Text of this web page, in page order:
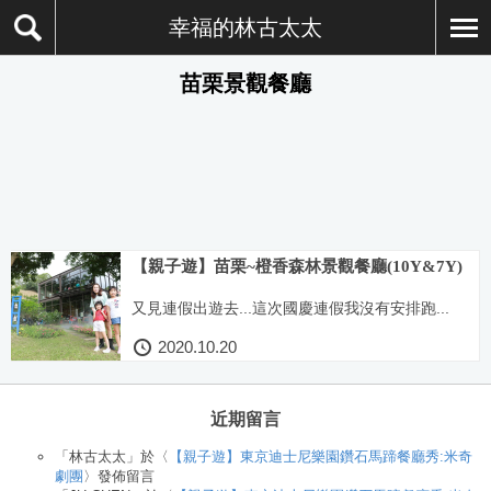
幸福的林古太太
苗栗景觀餐廳
【親子遊】苗栗~橙香森林景觀餐廳(10Y&7Y)
又見連假出遊去...這次國慶連假我沒有安排跑...
2020.10.20
近期留言
「 林古太太 」於〈
【親子遊】東京迪士尼樂園鑽石馬蹄餐廳秀:米奇
劇團 〉發佈留言